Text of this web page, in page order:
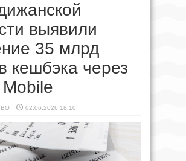
выявили
35 млрд
кешбэка через
02.06.2026 18:10